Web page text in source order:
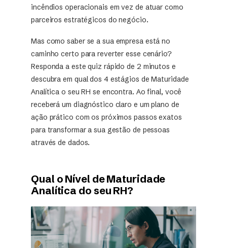
incêndios operacionais em vez de atuar como
parceiros estratégicos do negócio.
Mas como saber se a sua empresa está no
caminho certo para reverter esse cenário?
Responda a este quiz rápido de 2 minutos e
descubra em qual dos 4 estágios de Maturidade
Analítica o seu RH se encontra. Ao final, você
receberá um diagnóstico claro e um plano de
ação prático com os próximos passos exatos
para transformar a sua gestão de pessoas
através de dados.
Qual o Nível de Maturidade
Analítica do seu RH?